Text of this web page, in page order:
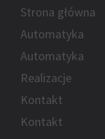
Strona główna
Automatyka
Automatyka
Realizacje
Kontakt
Kontakt